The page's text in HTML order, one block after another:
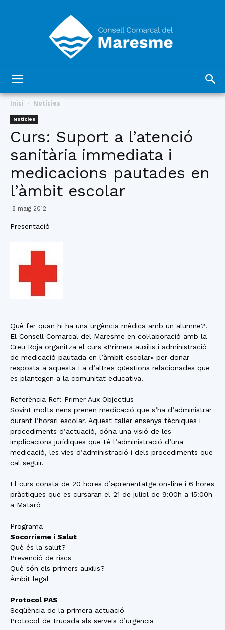
Comarcal
del
Inici Notícies
Notícies
Curs: Suport a l’atenció
sanitària immediata i
medicacions pautades en
l’àmbit escolar
8 maig 2012
Presentació
Què fer quan hi ha una urgència mèdica amb un alumne?.
El Consell Comarcal del Maresme en col·laboració amb la
Creu Roja organitza el curs «Primers auxilis i administració
de medicació pautada en l’àmbit escolar» per donar
resposta a aquesta i a d’altres qüestions relacionades que
es plantegen a la comunitat educativa.
Referència Ref: Primer Aux Objectius
Sovint molts nens prenen medicació que s’ha d’administrar
durant l’horari escolar. Aquest taller ensenya tècniques i
procediments d’actuació, dóna una visió de les
implicacions jurídiques que té l’administració d’una
medicació, les vies d’administració i dels procediments que
cal seguir.
El curs consta de 20 hores d’aprenentatge on-line i 6 hores
pràctiques que es cursaran el 21 de juliol de 9:00h a 15:00h
a Mataró
Programa
Socorrisme i Salut
Què és la salut?
Prevenció de riscs
Què són els primers auxilis?
Àmbit legal
Protocol PAS
Seqüència de la primera actuació
Protocol de trucada als serveis d’urgència